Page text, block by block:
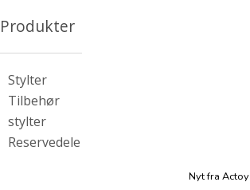
Produkter
Stylter
Tilbehør
stylter
Reservedele
Nyt fra Actoy